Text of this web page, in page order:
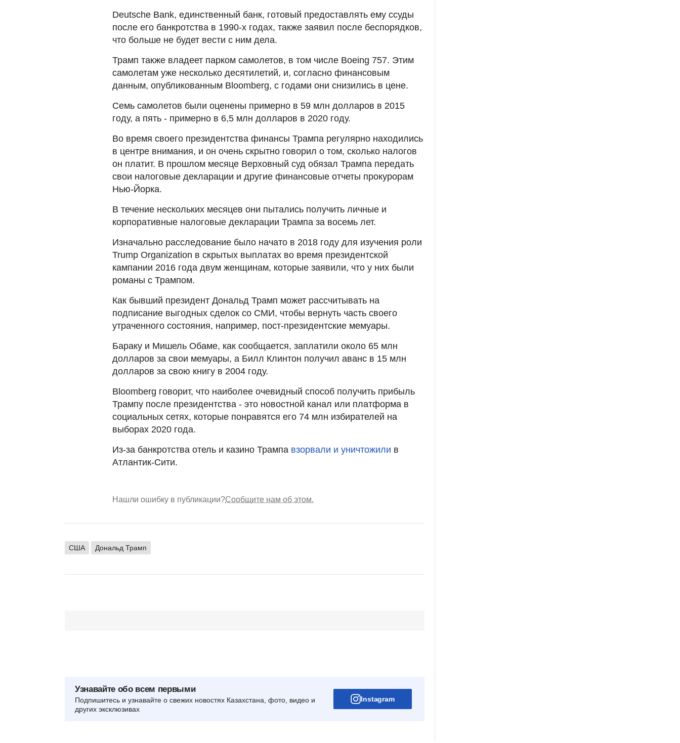
Deutsche Bank, единственный банк, готовый предоставлять ему ссуды
после его банкротства в 1990-х годах, также заявил после беспорядков,
что больше не будет вести с ним дела.
Трамп также владеет парком самолетов, в том числе Boeing 757. Этим
самолетам уже несколько десятилетий, и, согласно финансовым
данным, опубликованным Bloomberg, с годами они снизились в цене.
Семь самолетов были оценены примерно в 59 млн долларов в 2015
году, а пять - примерно в 6,5 млн долларов в 2020 году.
Во время своего президентства финансы Трампа регулярно находились
в центре внимания, и он очень скрытно говорил о том, сколько налогов
он платит. В прошлом месяце Верховный суд обязал Трампа передать
свои налоговые декларации и другие финансовые отчеты прокурорам
Нью-Йорка.
В течение нескольких месяцев они пытались получить личные и
корпоративные налоговые декларации Трампа за восемь лет.
Изначально расследование было начато в 2018 году для изучения роли
Trump Organization в скрытых выплатах во время президентской
кампании 2016 года двум женщинам, которые заявили, что у них были
романы с Трампом.
Как бывший президент Дональд Трамп может рассчитывать на
подписание выгодных сделок со СМИ, чтобы вернуть часть своего
утраченного состояния, например, пост-президентские мемуары.
Бараку и Мишель Обаме, как сообщается, заплатили около 65 млн
долларов за свои мемуары, а Билл Клинтон получил аванс в 15 млн
долларов за свою книгу в 2004 году.
Bloomberg говорит, что наиболее очевидный способ получить прибыль
Трампу после президентства - это новостной канал или платформа в
социальных сетях, которые понравятся его 74 млн избирателей на
выборах 2020 года.
Из-за банкротства отель и казино Трампа взорвали и уничтожили в
Атлантик-Сити.
Нашли ошибку в публикации?Сообщите нам об этом.
США Дональд Трамп
Узнавайте обо всем первыми
Подпишитесь и узнавайте о свежих новостях Казахстана, фото, видео и
других эксклюзивах
Instagram